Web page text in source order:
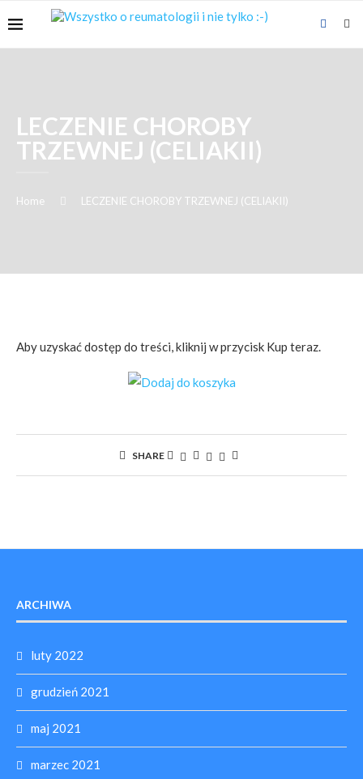
LECZENIE CHOROBY
TRZEWNEJ (CELIAKII)
Home LECZENIE CHOROBY TRZEWNEJ (CELIAKII)
Aby uzyskać dostęp do treści, kliknij w przycisk Kup teraz.
SHARE
ARCHIWA
luty 2022
grudzień 2021
maj 2021
marzec 2021